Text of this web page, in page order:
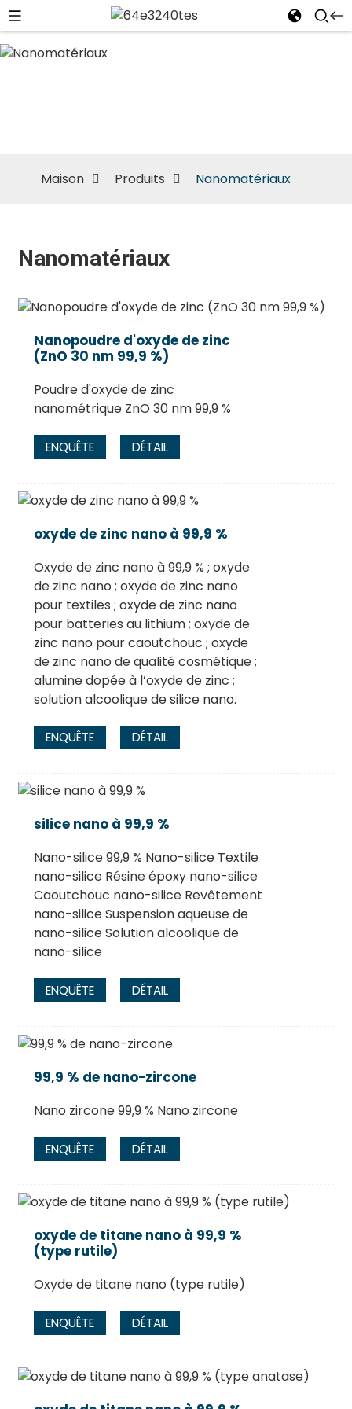
Maison Produits Nanomatériaux
Nanomatériaux
Nanopoudre d'oxyde de zinc
(ZnO 30 nm 99,9 %)
Poudre d'oxyde de zinc
nanométrique ZnO 30 nm 99,9 %
ENQUÊTE DÉTAIL
oxyde de zinc nano à 99,9 %
Oxyde de zinc nano à 99,9 % ; oxyde
de zinc nano ; oxyde de zinc nano
pour textiles ; oxyde de zinc nano
pour batteries au lithium ; oxyde de
zinc nano pour caoutchouc ; oxyde
de zinc nano de qualité cosmétique ;
alumine dopée à l’oxyde de zinc ;
solution alcoolique de silice nano.
ENQUÊTE DÉTAIL
silice nano à 99,9 %
Nano-silice 99,9 % Nano-silice Textile
nano-silice Résine époxy nano-silice
Caoutchouc nano-silice Revêtement
nano-silice Suspension aqueuse de
nano-silice Solution alcoolique de
nano-silice
ENQUÊTE DÉTAIL
99,9 % de nano-zircone
Nano zircone 99,9 % Nano zircone
ENQUÊTE DÉTAIL
oxyde de titane nano à 99,9 %
(type rutile)
Oxyde de titane nano (type rutile)
ENQUÊTE DÉTAIL